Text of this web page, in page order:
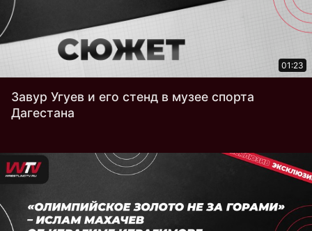
01:23
Завур Угуев и его стенд в музее спорта
Дагестана